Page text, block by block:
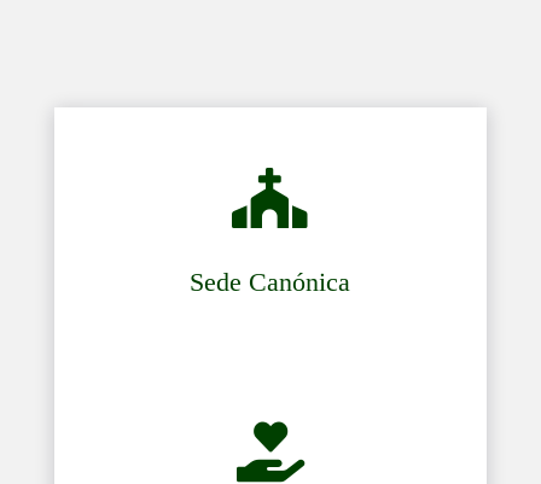

Sede Canónica
